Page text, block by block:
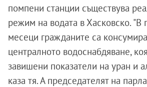
помпени станции съществува
режим на водата в Хасковско. "В
месеци гражданите са
централното водоснабдяване,
завишени показатели на уран и
каза тя. А председателят на